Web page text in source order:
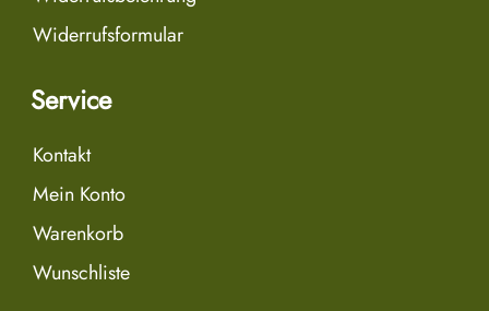
Widerrufsformular
Service
Kontakt
Mein Konto
Warenkorb
Wunschliste